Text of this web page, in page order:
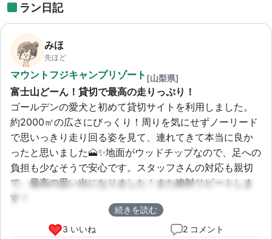
ラン日記
みほ
先ほど
マウントフジキャンプリゾート [山梨県]
富士山どーん！貸切で最高の走りっぷり！
ゴールデンの愛犬と初めて貸切サイトを利用しました。
約2000㎡の広さにびっくり！周りを気にせずノーリード
で思いっきり走り回る姿を見て、連れてきて本当に良か
ったと思いました🗻✨地面がウッドチップなので、足への
負担も少なそうで安心です。スタッフさんの対応も親切
で、最高の思い出になりました！また絶対リピートしま
す！
続きを読む
3 いいね
2 コメント